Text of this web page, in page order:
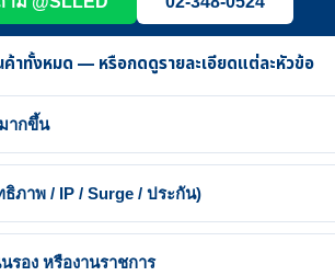
ค้าทั้งหมด — หรือกดดูรายละเอียดแต่ละหัวข้อ
ากขึ้น
ภาพ / IP / Surge / ประกัน)
อง หรืองานราชการ